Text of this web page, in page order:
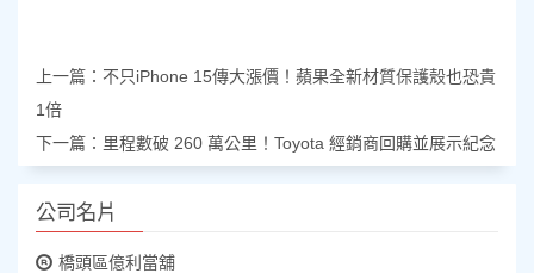
上一篇： 不只iPhone 15傳大漲價！蘋果全新材質保護殼也恐貴
1倍
下一篇： 里程數破 260 萬公里！Toyota 經銷商回購並展示紀念
公司名片
橋頭區億利當舖